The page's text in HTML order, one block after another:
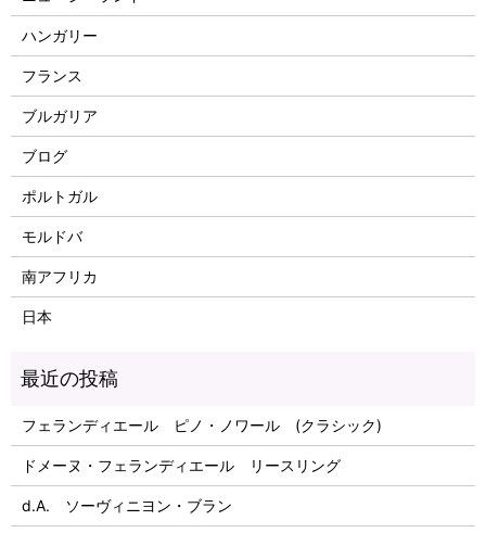
ハンガリー
フランス
ブルガリア
ブログ
ポルトガル
モルドバ
南アフリカ
日本
フェランディエール ピノ・ノワール (クラシック)
ドメーヌ・フェランディエール リースリング
d.A. ソーヴィニヨン・ブラン